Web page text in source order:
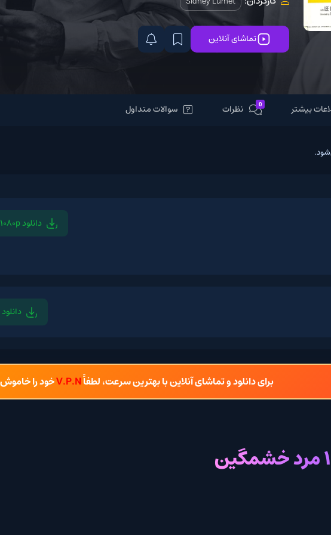
تماشای آنلاین
نظرات سوالات متداول
دانلود 720p
برای دانلود و تماشای آنلاین با بهترین سرعت، لطفاًV.P.Nخود را خاموش کنید.